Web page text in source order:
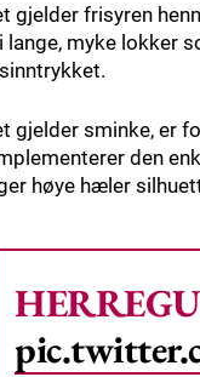
gjelder frisyren
lange, myke lokker
gjelder sminke, er
den
høye hæler